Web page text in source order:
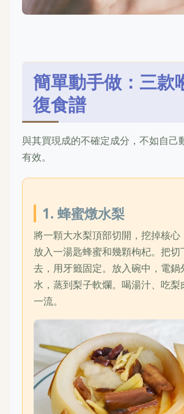
簡單動手做：三款
復食譜
與其買現成的不確定成分，不如自己
有效。
1. 蜂蜜燉水梨
將一顆大水梨頂部切開，挖掉核心
放入一湯匙蜂蜜和幾顆枸杞。把切
去，用牙籤固定。放入碗中，電鍋
水，蒸到梨子軟爛。喝湯汁、吃梨
一流。